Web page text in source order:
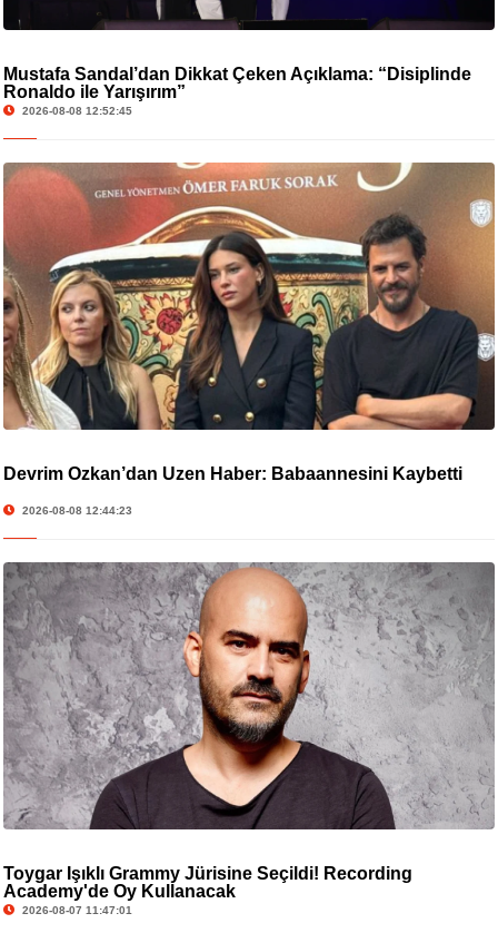
Mustafa Sandal’dan Dikkat Çeken Açıklama: “Disiplinde
Ronaldo ile Yarışırım”
2026-08-08 12:52:45
Devrim Özkan’dan Üzen Haber: Babaannesini Kaybetti
2026-08-08 12:44:23
Toygar Işıklı Grammy Jürisine Seçildi! Recording
Academy'de Oy Kullanacak
2026-08-07 11:47:01